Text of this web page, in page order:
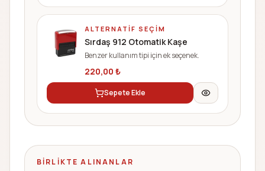
ALTERNATIF SEÇIM
Sırdaş 912 Otomatik Kaşe
Benzer kullanım tipi için ek seçenek.
220,00 ₺
Sepete Ekle
BIRLIKTE ALINANLAR